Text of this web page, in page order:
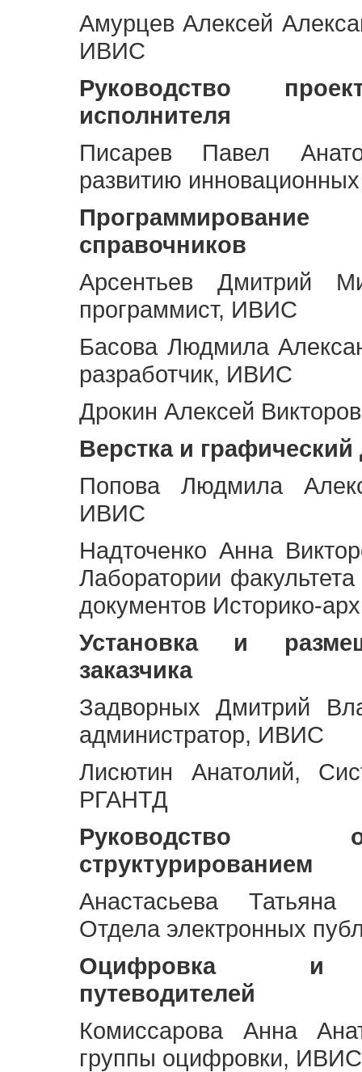
Амурцев Алексей
ИВИС
Руководство
исполнителя
Писарев Павел
развитию
Программирование
справочников
Арсентьев Дмитрий
программист, ИВИС
Басова Людмила
разработчик, ИВИС
Дрокин Алексей
Верстка и графический
Попова Людмила
ИВИС
Надточенко Анна
Лаборатории
документов Историко-
Установка и
заказчика
Задворных Дмитрий
администратор, ИВИС
Лисютин Анатолий,
РГАНТД
Руководство
структурированием
Анастасьева Татьяна
Отдела электронных
Оцифровка и
путеводителей
Комиссарова Анна
группы оцифровки, ИВИС